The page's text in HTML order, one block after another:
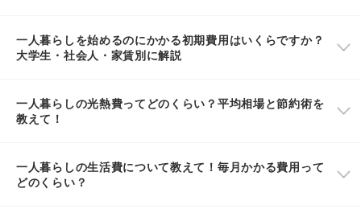
一人暮らしを始めるのにかかる初期費用はいくらですか？
大学生・社会人・家賃別に解説
一人暮らしの光熱費ってどのくらい？平均相場と節約術を
教えて！
一人暮らしの生活費について教えて！毎月かかる費用って
どのくらい？